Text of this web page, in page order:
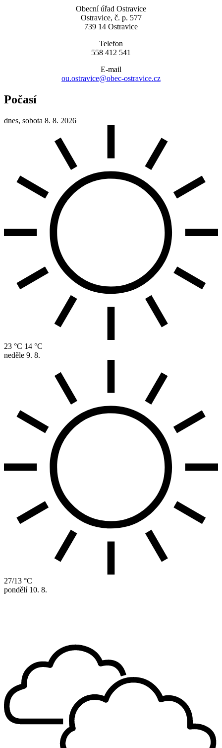
Obecní úřad Ostravice
Ostravice, č. p. 577
739 14 Ostravice
Telefon
558 412 541
E-mail
ou.ostravice@obec-ostravice.cz
Počasí
dnes, sobota 8. 8. 2026
23 °C 14 °C
neděle 9. 8.
27/13 °C
pondělí 10. 8.